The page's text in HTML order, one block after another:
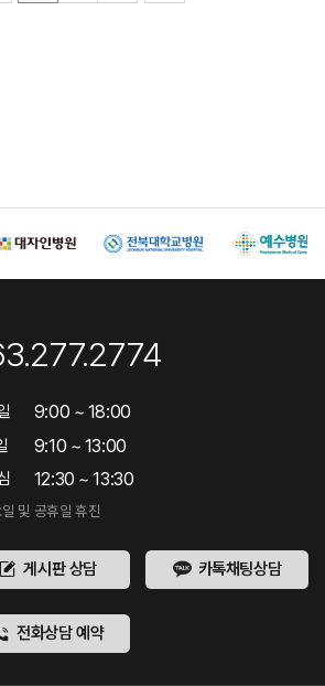
9:00 ~ 18:00
9:10 ~ 13:00
12:30 ~ 13:30
및 공휴일 휴진
게시판 상담 카톡채팅상담
전화상담 예약